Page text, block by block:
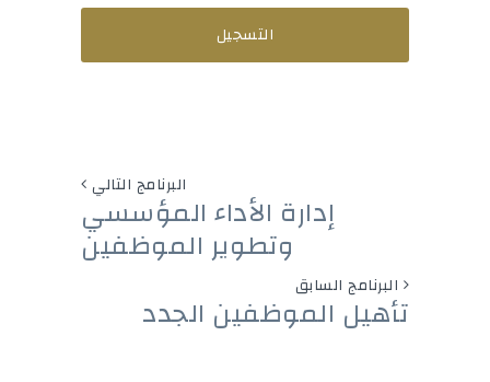
التسجيل
البرنامج التالي
إدارة الأداء المؤسسي
وتطوير الموظفين
البرنامج السابق
تأهيل الموظفين الجدد